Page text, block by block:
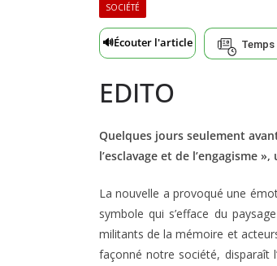
SOCIÉTÉ
🔊Écouter l'article
EDITO
Quelques jours seulement
l’esclavage et de l’engagisme
La nouvelle a provoqué une
symbole qui s’efface du
militants de la mémoire et
façonné notre société, disparaît